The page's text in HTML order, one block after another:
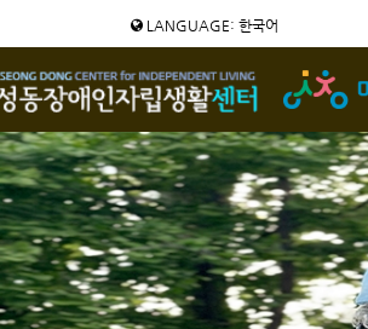
LANGUAGE: 한국어